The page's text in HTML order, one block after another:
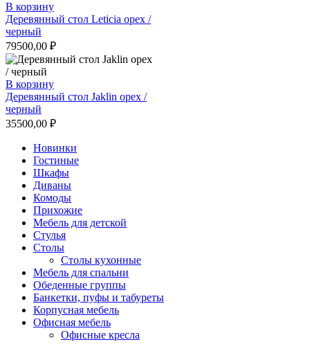
В корзину
Деревянный стол Leticia орех /
черный
79500,00 ₽
В корзину
Деревянный стол Jaklin орех /
черный
35500,00 ₽
Новинки
Гостиные
Шкафы
Диваны
Комоды
Прихожие
Мебель для детской
Стулья
Столы
Столы кухонные
Мебель для спальни
Обеденные группы
Банкетки, пуфы и табуреты
Корпусная мебель
Офисная мебель
Офисные кресла